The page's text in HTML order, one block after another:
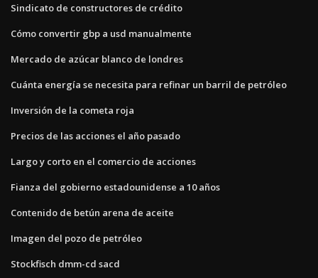
Sindicato de constructores de crédito
Cómo convertir gbp a usd manualmente
Mercado de azúcar blanco de londres
Cuánta energía se necesita para refinar un barril de petróleo
Inversión de la cometa roja
Precios de las acciones el año pasado
Largo y corto en el comercio de acciones
Fianza del gobierno estadounidense a 10 años
Contenido de betún arena de aceite
Imagen del pozo de petróleo
Stockfisch dmm-cd sacd